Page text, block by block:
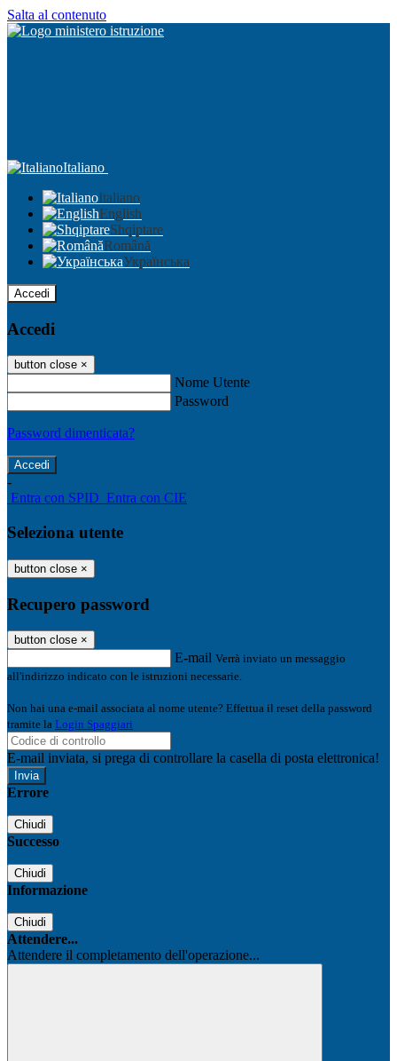
Salta al contenuto
Italiano
Italiano
English
Shqiptare
Română
Українська
Accedi
Accedi
button close ×
Nome Utente
Password
Password dimenticata?
-
Entra con SPID Entra con CIE
Seleziona utente
button close ×
Recupero password
button close ×
E-mail Verrà inviato un messaggio
all'indirizzo indicato con le istruzioni necessarie.
Non hai una e-mail associata al nome utente? Effettua il reset della password
tramite la Login Spaggiari
E-mail inviata, si prega di controllare la casella di posta elettronica!
Errore
Chiudi
Successo
Chiudi
Informazione
Chiudi
Attendere...
Attendere il completamento dell'operazione...